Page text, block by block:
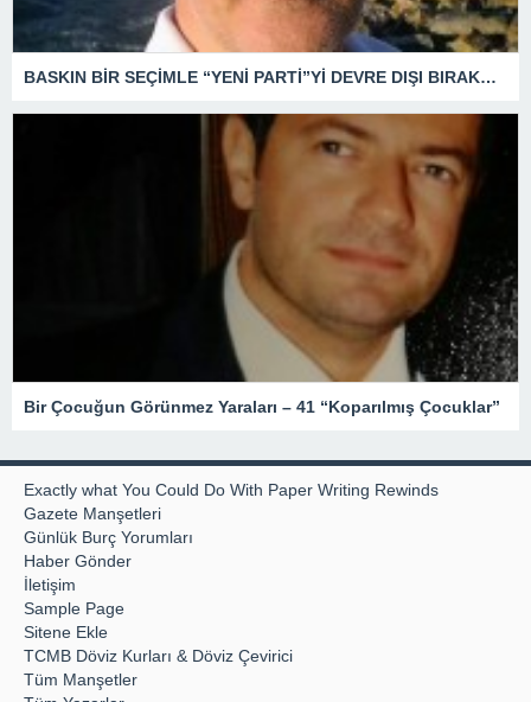
BASKIN BİR SEÇİMLE “YENİ PARTİ”Yİ DEVRE DIŞI BIRAKMAK İÇİN DÜĞMEYE Mİ BASILDI?
Bir Çocuğun Görünmez Yaraları – 41 “Koparılmış Çocuklar”
Exactly what You Could Do With Paper Writing Rewinds
Gazete Manşetleri
Günlük Burç Yorumları
Haber Gönder
İletişim
Sample Page
Sitene Ekle
TCMB Döviz Kurları & Döviz Çevirici
Tüm Manşetler